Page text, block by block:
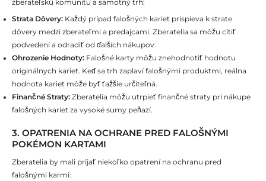
zberateľskú komunitu a samotný trh:
Strata Dôvery: Každý prípad falošných kariet prispieva k strate
dôvery medzi zberateľmi a predajcami. Zberatelia sa môžu cítiť
podvedení a odradiť od ďalších nákupov.
Ohrozenie Hodnoty: Falošné karty môžu znehodnotiť hodnotu
originálnych kariet. Keď sa trh zaplaví falošnými produktmi, reálna
hodnota kariet môže byť ťažšie určiteľná.
Finančné Straty: Zberatelia môžu utrpieť finančné straty pri nákupe
falošných kariet za vysoké sumy peňazí.
3. OPATRENIA NA OCHRANE PRED FALOŠNÝMI
POKÉMON KARTAMI
Zberatelia by mali prijať niekoľko opatrení na ochranu pred
falošnými karmi: